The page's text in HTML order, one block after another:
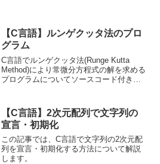
【C言語】ルンゲクッタ法のプロ
グラム
C言語でルンゲクッタ法(Runge Kutta
Method)により常微分方程式の解を求める
プログラムについてソースコード付きで
【C言語】2次元配列で文字列の
宣言・初期化
この記事では、C言語で文字列の2次元配
列を宣言・初期化する方法について解説
します。